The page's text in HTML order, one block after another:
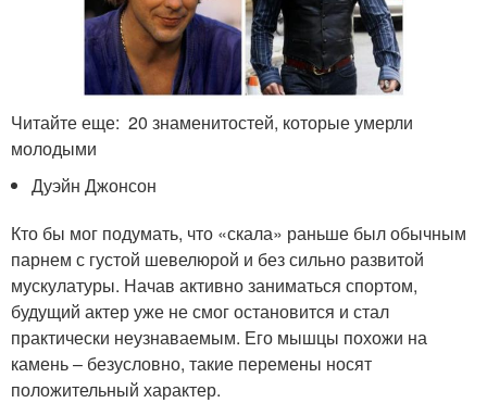
Читайте еще: 20 знаменитостей, которые умерли
молодыми
Дуэйн Джонсон
Кто бы мог подумать, что «скала» раньше был обычным
парнем с густой шевелюрой и без сильно развитой
мускулатуры. Начав активно заниматься спортом,
будущий актер уже не смог остановится и стал
практически неузнаваемым. Его мышцы похожи на
камень – безусловно, такие перемены носят
положительный характер.